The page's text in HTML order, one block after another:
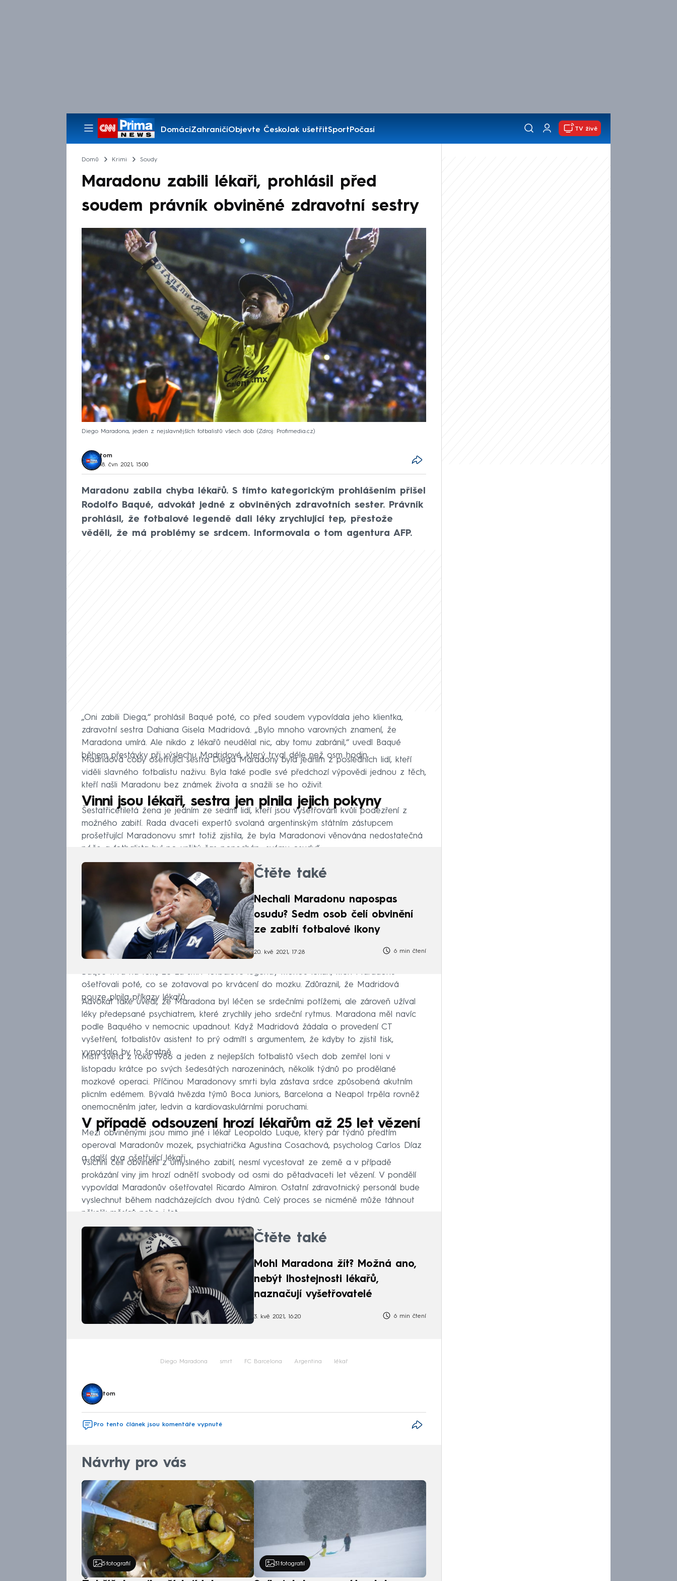
DomácíZahraničíObjevte ČeskoJak ušetřitSportPočasí
Pořady
TV živě
Domů Krimi Soudy
Maradonu zabili lékaři, prohlásil před
soudem právník obviněné zdravotní sestry
Diego Maradona, jeden z nejslavnějších fotbalistů všech dob Zdroj: Profimedia.cz
tom
18. čvn 2021, 15:00
Maradonu zabila chyba lékařů. S tímto kategorickým prohlášením přišel
Rodolfo Baqué, advokát jedné z obviněných zdravotních sester. Právník
prohlásil, že fotbalové legendě dali léky zrychlující tep, přestože
věděli, že má problémy se srdcem. Informovala o tom agentura AFP.
„Oni zabili Diega,“ prohlásil Baqué poté, co před soudem vypovídala jeho klientka,
zdravotní sestra Dahiana Gisela Madridová. „Bylo mnoho varovných znamení, že
Maradona umírá. Ale nikdo z lékařů neudělal nic, aby tomu zabránil,“ uvedl Baqué
během přestávky při výslechu Madridové, který trval déle než osm hodin.
Madridová coby ošetřující sestra Diega Maradony byla jedním z posledních lidí, kteří
viděli slavného fotbalistu naživu. Byla také podle své předchozí výpovědi jednou z těch,
kteří našli Maradonu bez známek života a snažili se ho oživit.
Vinni jsou lékaři, sestra jen plnila jejich pokyny
Šestatřicetiletá žena je jedním ze sedmi lidí, kteří jsou vyšetřováni kvůli podezření z
možného zabití. Rada dvaceti expertů svolaná argentinským státním zástupcem
prošetřující Maradonovu smrt totiž zjistila, že byla Maradonovi věnována nedostatečná
péče a fotbalista byl po určitý čas ponechán „svému osudu“.
Čtěte také
Nechali Maradonu napospas
osudu? Sedm osob čelí obvinění
ze zabití fotbalové ikony
20. kvě 2021, 17:28 6 min čtení
Baqué trvá na tom, že za smrt fotbalové legendy mohou lékaři, kteří Maradonu
ošetřovali poté, co se zotavoval po krvácení do mozku. Zdůraznil, že Madridová
pouze plnila příkazy lékařů.
Advokát také uvedl, že Maradona byl léčen se srdečními potížemi, ale zároveň užíval
léky předepsané psychiatrem, které zrychlily jeho srdeční rytmus. Maradona měl navíc
podle Baquého v nemocnic upadnout. Když Madridová žádala o provedení CT
vyšetření, fotbalistův asistent to prý odmítl s argumentem, že kdyby to zjistil tisk,
vypadalo by to špatně.
Mistr světa z roku 1986 a jeden z nejlepších fotbalistů všech dob zemřel loni v
listopadu krátce po svých šedesátých narozeninách, několik týdnů po prodělané
mozkové operaci. Příčinou Maradonovy smrti byla zástava srdce způsobená akutním
plicním edémem. Bývalá hvězda týmů Boca Juniors, Barcelona a Neapol trpěla rovněž
onemocněním jater, ledvin a kardiovaskulárními poruchami.
V případě odsouzení hrozí lékařům až 25 let vězení
Mezi obviněnými jsou mimo jiné i lékař Leopoldo Luque, který pár týdnů předtím
operoval Maradonův mozek, psychiatrička Agustina Cosachová, psycholog Carlos Díaz
a další dva ošetřující lékaři.
Všichni čelí obvinění z úmyslného zabití, nesmí vycestovat ze země a v případě
prokázání viny jim hrozí odnětí svobody od osmi do pětadvaceti let vězení. V pondělí
vypovídal Maradonův ošetřovatel Ricardo Almiron. Ostatní zdravotnický personál bude
vyslechnut během nadcházejících dvou týdnů. Celý proces se nicméně může táhnout
několik měsíců nebo i let.
Čtěte také
Mohl Maradona žít? Možná ano,
nebýt lhostejnosti lékařů,
naznačují vyšetřovatelé
3. kvě 2021, 16:20 6 min čtení
Diego Maradona smrt FC Barcelona Argentina lékař
tom
Pro tento článek jsou komentáře vypnuté
Návrhy pro vás
5 fotografií 31 fotografií